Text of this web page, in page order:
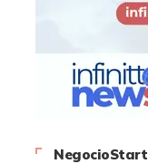
NegocioStart